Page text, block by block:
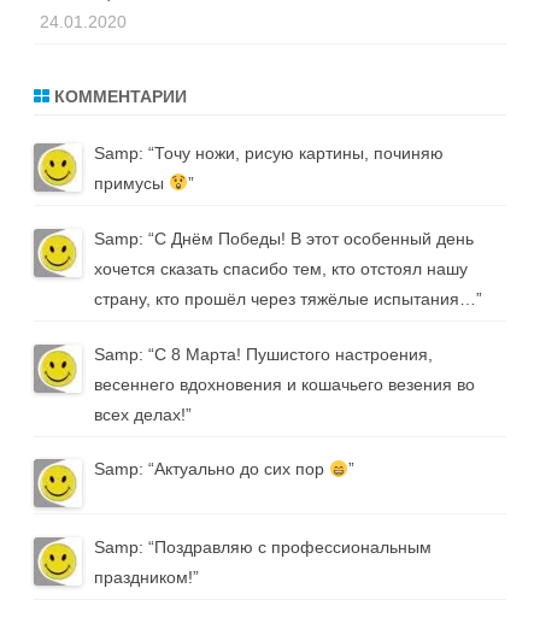
24.01.2020
КОММЕНТАРИИ
Samp: “Точу ножи, рисую картины, починяю
примусы
”
Samp: “С Днём Победы! В этот особенный день
хочется сказать спасибо тем, кто отстоял нашу
страну, кто прошёл через тяжёлые испытания… ”
Samp: “С 8 Марта! Пушистого настроения,
весеннего вдохновения и кошачьего везения во
всех делах!”
Samp: “Актуально до сих пор ”
Samp: “Поздравляю с профессиональным
праздником!”